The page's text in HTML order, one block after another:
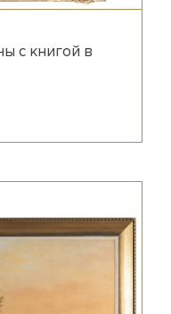
с книгой в